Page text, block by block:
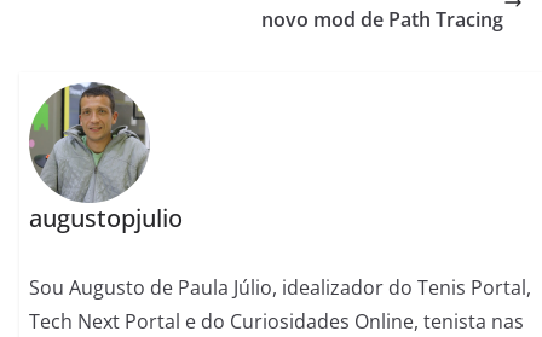
novo mod de Path Tracing
augustopjulio
Sou Augusto de Paula Júlio, idealizador do Tenis Portal,
Tech Next Portal e do Curiosidades Online, tenista nas